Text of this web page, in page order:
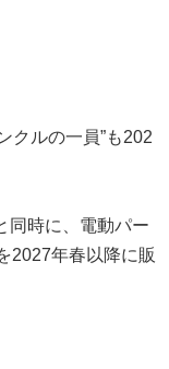
クルの一員”も202
同時に、電動パー
2027年春以降に販